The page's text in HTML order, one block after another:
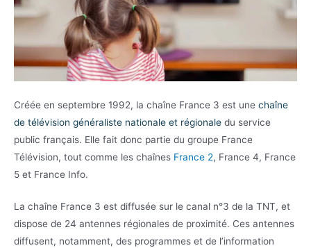
Créée en septembre 1992, la chaîne France 3 est une chaîne
de télévision généraliste nationale et régionale du service
public français. Elle fait donc partie du groupe France
Télévision, tout comme les chaînes France 2, France 4, France
5 et France Info.
La chaîne France 3 est diffusée sur le canal n°3 de la TNT, et
dispose de 24 antennes régionales de proximité. Ces antennes
diffusent, notamment, des programmes et de l’information